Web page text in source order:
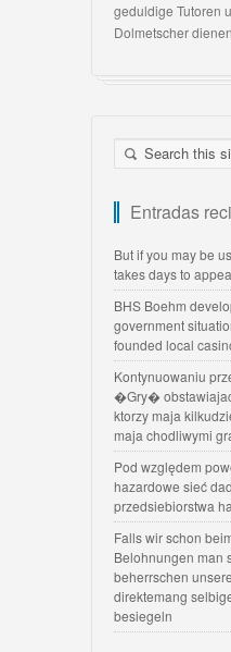
geduldige Tutoren
Dolmetscher
Entradas
But if you may be
takes days to
BHS Boehm
government
founded local
Kontynuowaniu
�Gry�
ktorzy maja
maja chodliwymi
Pod względem
hazardowe sieć
przedsiebiorstwa
Falls wir schon
Belohnungen man
beherrschen
direktemang
besiegeln